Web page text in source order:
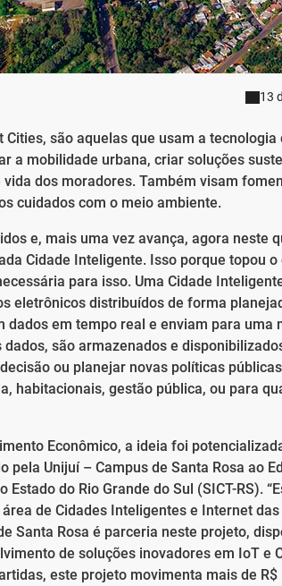
13
são aquelas que usam a tecnologia
a mobilidade urbana, criar soluções
dos moradores. Também visam
cuidados com o meio ambiente.
e, mais uma vez avança, agora neste
Cidade Inteligente. Isso porque topou o
para isso. Uma Cidade
eletrônicos distribuídos de forma
em tempo real e enviam para uma
são armazenados e
ou planejar novas políticas
habitacionais, gestão pública, ou para
Econômico, a ideia foi
Unijuí – Campus de Santa Rosa ao
do Rio Grande do Sul (SICT-RS).
de Cidades Inteligentes e Internet
Santa Rosa é parceria neste projeto,
de soluções inovadores em IoT e
este projeto movimenta mais de R$